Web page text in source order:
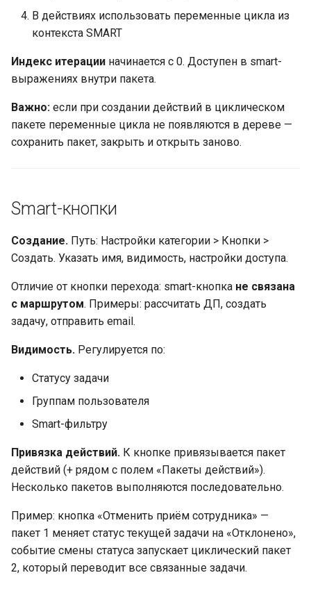
В действиях использовать переменные цикла из
контекста SMART
Индекс итерации начинается с 0. Доступен в smart-
выражениях внутри пакета.
Важно: если при создании действий в циклическом
пакете переменные цикла не появляются в дереве —
сохранить пакет, закрыть и открыть заново.
Smart-кнопки
Создание. Путь: Настройки категории > Кнопки >
Создать. Указать имя, видимость, настройки доступа.
Отличие от кнопки перехода: smart-кнопка не связана
с маршрутом. Примеры: рассчитать ДП, создать
задачу, отправить email.
Видимость. Регулируется по:
Статусу задачи
Группам пользователя
Smart-фильтру
Привязка действий. К кнопке привязывается пакет
действий (+ рядом с полем «Пакеты действий»).
Несколько пакетов выполняются последовательно.
Пример: кнопка «Отменить приём сотрудника» —
пакет 1 меняет статус текущей задачи на «Отклонено»,
событие смены статуса запускает циклический пакет
2, который переводит все связанные задачи.